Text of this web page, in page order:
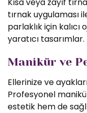
tırnak uygulaması
parlaklık için
yaratıcı tasarımlar.
Manikür ve
Ellerinize ve
Profesyonel
estetik hem de